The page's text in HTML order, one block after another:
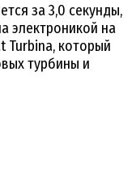
за 3,0 секунды,
электроникой на
Turbina, который
турбины и